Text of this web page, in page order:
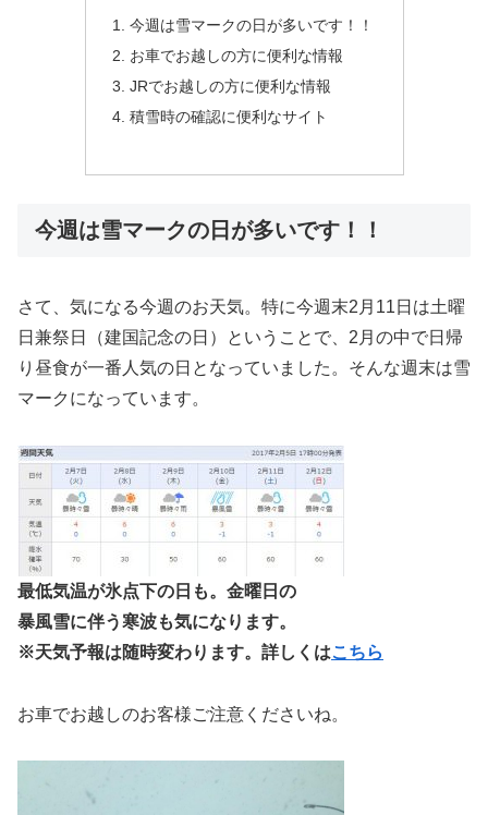
今週は雪マークの日が多いです！！
お車でお越しの方に便利な情報
JRでお越しの方に便利な情報
積雪時の確認に便利なサイト
今週は雪マークの日が多いです！！
さて、気になる今週のお天気。特に今週末2月11日は土曜
日兼祭日（建国記念の日）ということで、2月の中で日帰
り昼食が一番人気の日となっていました。そんな週末は雪
マークになっています。
最低気温が氷点下の日も。金曜日の
暴風雪に伴う寒波も気になります。
※天気予報は随時変わります。詳しくはこちら
お車でお越しのお客様ご注意くださいね。